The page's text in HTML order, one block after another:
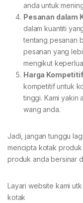
anda untuk
Pesanan dalam
dalam kuantiti
tentang pesanan
pesanan yang
mengikut
Harga Kompetitif
kompetitif untuk
tinggi. Kami yakin
wang anda.
Jadi, jangan tunggu
mencipta kotak
produk anda bersinar
Layari website kami
kotak